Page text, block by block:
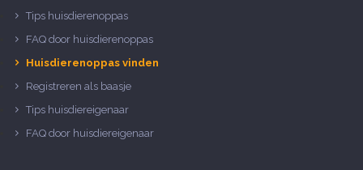
Tips huisdierenoppas
FAQ door huisdierenoppas
Huisdierenoppas vinden
Registreren als baasje
Tips huisdiereigenaar
FAQ door huisdiereigenaar